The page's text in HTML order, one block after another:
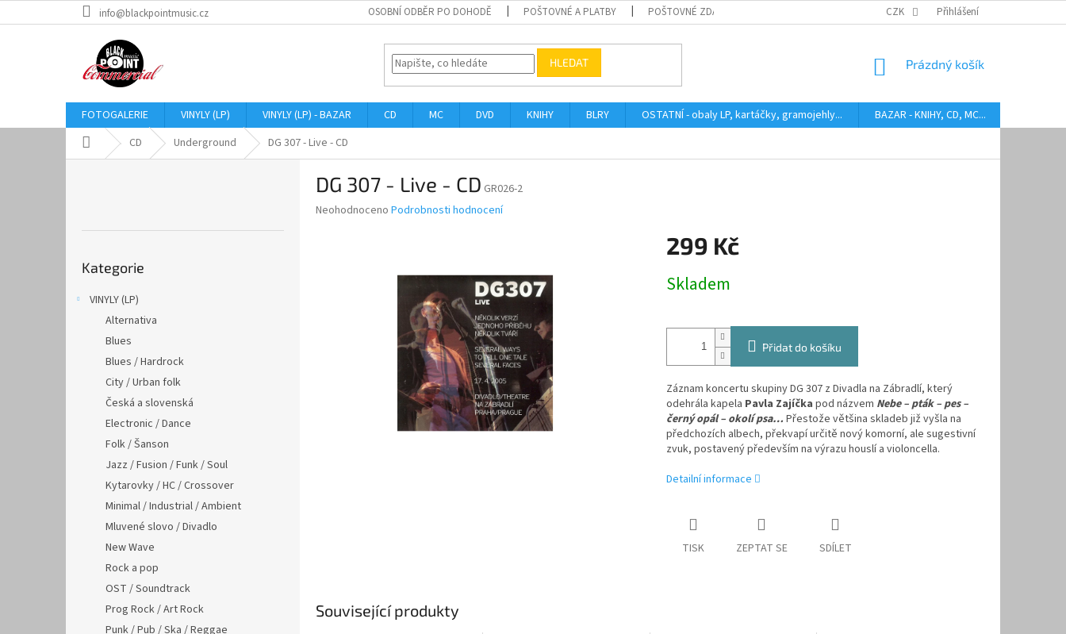
na
info@blackpointmusic.cz OSOBNÍ ODBĚR PO DOHODĚ POŠTOVNÉ A PLATBY POŠTOVNÉ ZDARMA HODNOCENÍ STAVU BAZAROVÝCH LP AUDIOKAZETY ANEB
CZK Přihlášení
HLEDAT
NÁKUPNÍ
Prázdný košík
FOTOGALERIE VINYLY (LP) VINYLY (LP) - BAZAR CD MC DVD KNIHY BLRY OSTATNÍ - obaly LP, kartáčky, gramojehly... BAZAR - KNIHY, CD, MC...
Domů CD Underground DG 307 - Live - CD
kategorie
Kategorie
VINYLY (LP)
Alternativa
Blues
Blues / Hardrock
City / Urban folk
Česká a slovenská
Electronic / Dance
Folk / Šanson
Jazz / Fusion / Funk / Soul
Kytarovky / HC / Crossover
Minimal / Industrial / Ambient
Mluvené slovo / Divadlo
New Wave
Rock a pop
OST / Soundtrack
Prog Rock / Art Rock
Punk / Pub / Ska / Reggae
DG 307 - Live - CD GR026-2
Průměrné
Neohodnoceno Podrobnosti hodnocení
299 Kč
cena:
Skladem
Přidat do košíku
Záznam koncertu skupiny DG 307 z Divadla na Zábradlí, který
odehrála kapela Pavla Zajíčka pod názvem Nebe – pták – pes –
černý opál – okolí psa… Přestože většina skladeb již vyšla na
předchozích albech, překvapí určitě nový komorní, ale sugestivní
zvuk, postavený především na výrazu houslí a violoncella.
Detailní informace
TISK ZEPTAT SE SDÍLET
Související produkty